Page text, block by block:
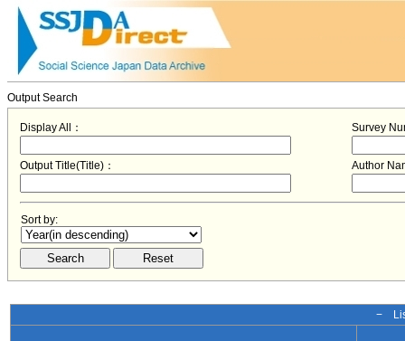
Output Search
Display All： Survey
Output Title(Title)： Author
Sort by:
−